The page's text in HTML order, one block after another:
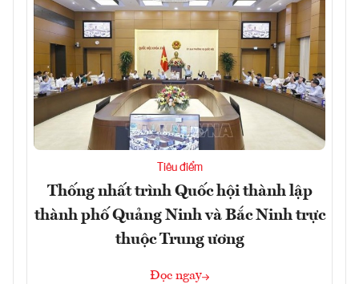
Tiêu điểm
Thống nhất trình Quốc hội thành lập
thành phố Quảng Ninh và Bắc Ninh trực
thuộc Trung ương
Đọc ngay